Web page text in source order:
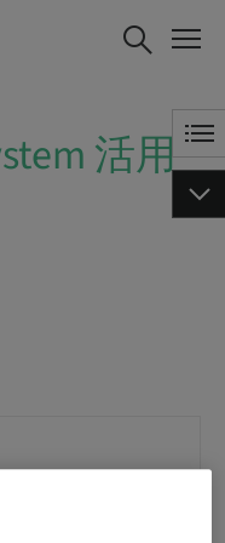
BOOK NOW
活用